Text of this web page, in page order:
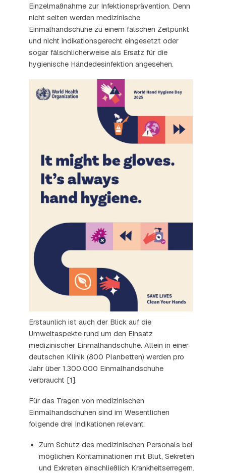
Einzelmaßnahme zur Infektionsprävention. Denn
nicht selten werden medizinische
Einmalhandschuhe zu einem falschen Zeitpunkt
und nicht indikationsgerecht eingesetzt oder
sogar fälschlicherweise als Ersatz für die
hygienische Händedesinfektion angesehen.
Erstaunlich ist auch der Blick auf die
Umweltaspekte rund um den Einsatz
medizinischer Einmalhandschuhe. Allein in einer
deutschen Klinik (800 Planbetten) werden pro
Jahr über 1.300.000 Einmalhandschuhe
verbraucht [1].
Für das Tragen von medizinischen
Einmalhandschuhen sind im Wesentlichen
folgende drei Indikationen relevant:
Zum Schutz des medizinischen Personals bei
möglichen Kontaminationen mit Blut, Sekreten
und Exkreten einschließlich Krankheitserregern.